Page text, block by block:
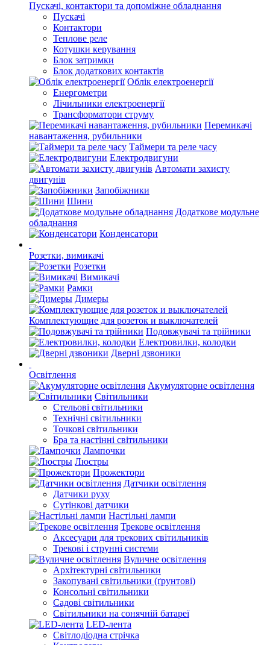
Пускачі, контактори та допоміжне обладнання
Пускачі
Контактори
Теплове реле
Котушки керування
Блок затримки
Блок додаткових контактів
Облік електроенергії
Енергометри
Лічильники електроенергії
Трансформатори струму
Перемикачі
навантаження, рубильники
Таймери та реле часу
Електродвигуни
Автомати захисту
двигунів
Запобіжники
Шини
Додаткове модульне
обладнання
Конденсатори
Розетки, вимикачі
Розетки
Вимикачі
Рамки
Димеры
Комплектующие для розеток и выключателей
Подовжувачі та трійники
Електровилки, колодки
Дверні дзвоники
Освітлення
Акумуляторне освітлення
Світильники
Стельові світильники
Технічні світильники
Точкові світильники
Бра та настінні світильники
Лампочки
Люстры
Прожектори
Датчики освітлення
Датчики руху
Сутінкові датчики
Настільні лампи
Трекове освітлення
Аксесуари для трекових світильників
Трекові і струнні системи
Вуличне освітлення
Архітектурні світильники
Закопувані світильники (ґрунтові)
Консольні світильники
Садові світильники
Світильники на сонячній батареї
LED-лента
Світлодіодна стрічка